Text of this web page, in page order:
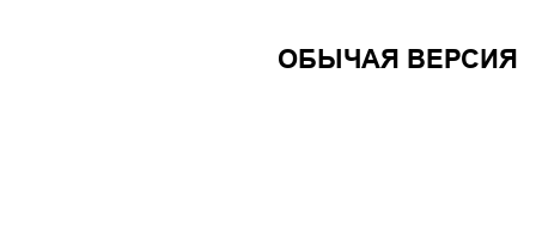
ОБЫЧАЯ ВЕРСИЯ